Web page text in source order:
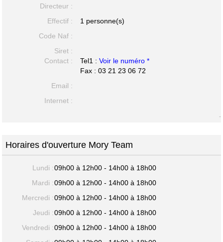
Directeur :
Effectif :
1 personne(s)
Code Naf :
Siret :
Contact :
Tel1 :Voir le numéro *
Fax : 03 21 23 06 72
Email :
Internet :
-
Horaires d'ouverture Mory Team
Lundi :09h00 à 12h00 - 14h00 à 18h00
Mardi :09h00 à 12h00 - 14h00 à 18h00
Mercredi :09h00 à 12h00 - 14h00 à 18h00
Jeudi :09h00 à 12h00 - 14h00 à 18h00
Vendredi :09h00 à 12h00 - 14h00 à 18h00